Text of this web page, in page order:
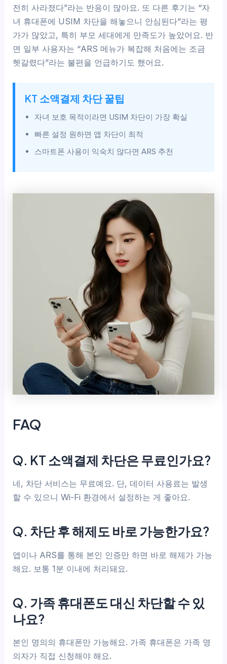
전히 사라졌다”라는 반응이 많아요. 또 다른 후기는 “자
녀 휴대폰에 USIM 차단을 해놓으니 안심된다”라는 평
가가 많았고, 특히 부모 세대에게 만족도가 높았어요. 반
면 일부 사용자는 “ARS 메뉴가 복잡해 처음에는 조금
헷갈렸다”라는 불편을 언급하기도 했어요.
KT 소액결제 차단 꿀팁
자녀 보호 목적이라면 USIM 차단이 가장 확실
빠른 설정 원하면 앱 차단이 최적
스마트폰 사용이 익숙치 않다면 ARS 추천
FAQ
Q. KT 소액결제 차단은 무료인가요?
네, 차단 서비스는 무료예요. 단, 데이터 사용료는 발생
할 수 있으니 Wi-Fi 환경에서 설정하는 게 좋아요.
Q. 차단 후 해제도 바로 가능한가요?
앱이나 ARS를 통해 본인 인증만 하면 바로 해제가 가능
해요. 보통 1분 이내에 처리돼요.
Q. 가족 휴대폰도 대신 차단할 수 있
나요?
본인 명의의 휴대폰만 가능해요. 가족 휴대폰은 가족 명
의자가 직접 신청해야 해요.